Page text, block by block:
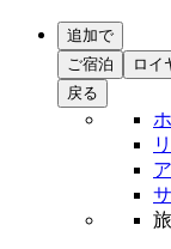
追加で
ご宿泊
ロイ
戻る